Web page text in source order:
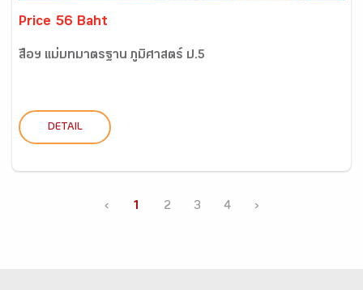
Price 56 Baht
สื่อฯ แม่บทมาตรฐาน ภูมิศาสตร์ ป.5
DETAIL
‹ 1 2 3 4 ›